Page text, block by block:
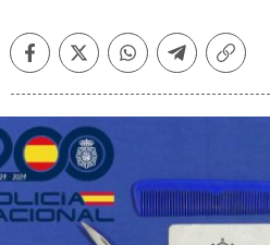
FacebookTwitterWhatsappTelegramCopiar